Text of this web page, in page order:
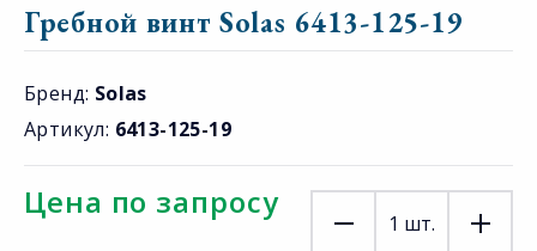
Гребной винт Solas 6413-125-19
Бренд: Solas
Артикул: 6413-125-19
Цена по запросу
1 шт.